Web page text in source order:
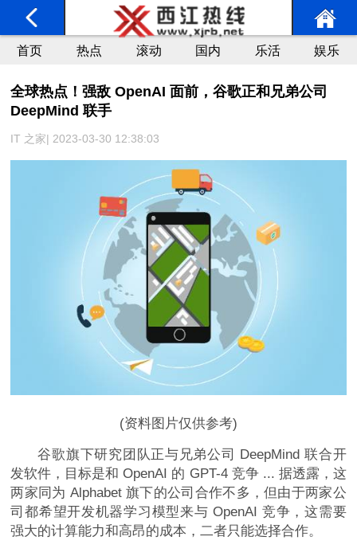
首页 热点 滚动 国内 乐活 娱乐
全球热点！强敌 OpenAI 面前，谷歌正和兄弟公司
DeepMind 联手
IT 之家| 2023-03-30 12:38:03
(资料图片仅供参考)
谷歌旗下研究团队正与兄弟公司 DeepMind 联合开
发软件，目标是和 OpenAI 的 GPT-4 竞争 ... 据透露，这
两家同为 Alphabet 旗下的公司合作不多，但由于两家公
司都希望开发机器学习模型来与 OpenAI 竞争，这需要
强大的计算能力和高昂的成本，二者只能选择合作。